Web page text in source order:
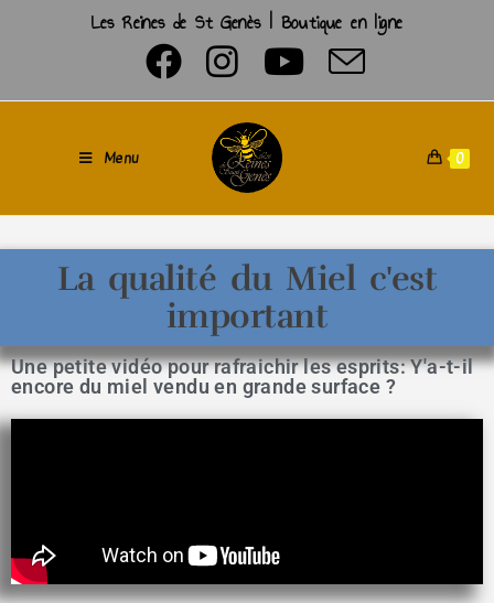
Les Reines de St Genès | Boutique en ligne
Menu 0
La qualité du Miel c'est
important
Une petite vidéo pour rafraichir les esprits: Y'a-t-il
encore du miel vendu en grande surface ?